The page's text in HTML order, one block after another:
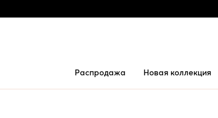
Распродажа Новая коллекция